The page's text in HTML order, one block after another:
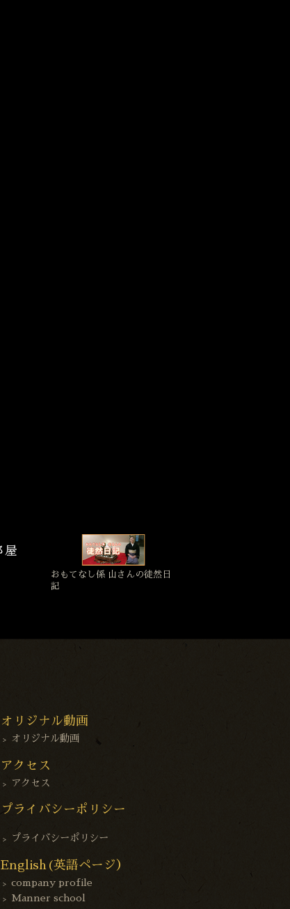
おもてなし係 山さんの徒然日
記
オリジナル動画
オリジナル動画
アクセス
アクセス
プライバシーポリシー
プライバシーポリシー
English(英語ページ）
company profile
Manner school